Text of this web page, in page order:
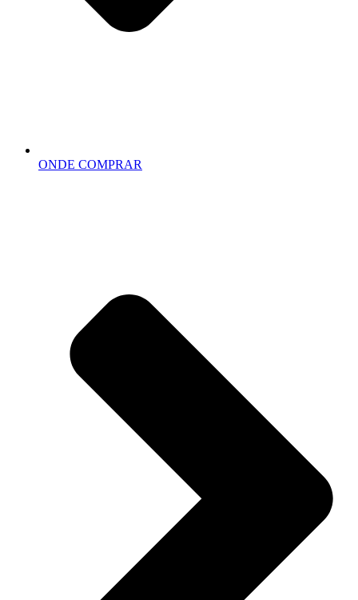
ONDE COMPRAR